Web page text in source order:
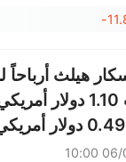
-
هيلث أرباحاً
الربع الثاني بلغت 1.10
التوقعات البالغة
أمريكي،
06/08